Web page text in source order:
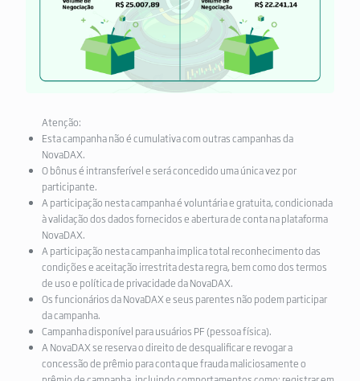
Atenção:
Esta campanha não é cumulativa com outras campanhas da
NovaDAX.
O bônus é intransferível e será concedido uma única vez por
participante.
A participação nesta campanha é voluntária e gratuita, condicionada
à validação dos dados fornecidos e abertura de conta na plataforma
NovaDAX.
A participação nesta campanha implica total reconhecimento das
condições e aceitação irrestrita desta regra, bem como dos termos
de uso e política de privacidade da NovaDAX.
Os funcionários da NovaDAX e seus parentes não podem participar
da campanha.
Campanha disponível para usuários PF (pessoa física).
A NovaDAX se reserva o direito de desqualificar e revogar a
concessão de prêmio para conta que frauda maliciosamente o